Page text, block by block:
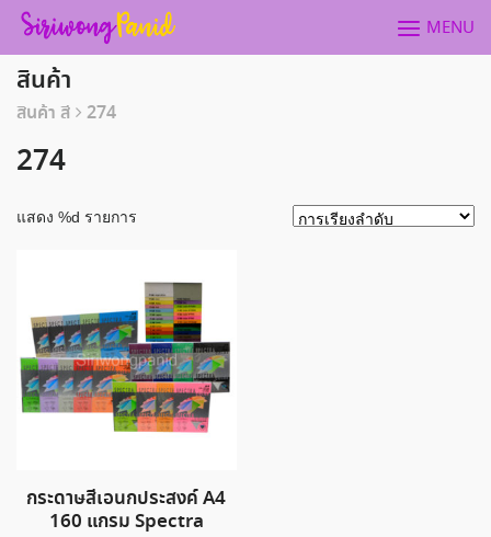
Skip
content
MENU
สินค้า
สินค้า สี 274
274
แสดง %d รายการ
กระดาษสีเอนกประสงค์ A4
160 แกรม Spectra